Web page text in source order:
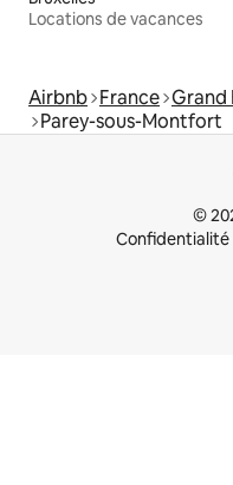
Locations de vacances
Airbnb France Grand
Parey-sous-Montfort
©
Confidentialité